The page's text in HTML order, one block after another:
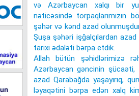
və Azərbaycan xalqı bir
nəticəsində torpaqlarımızın
şəhər və kənd azad
Şuşa şəhəri işğalçılardan
tarixi ədaləti bərpa etdik.
Allah bütün şəhidlərimizə
Azərbaycan gəncinin şücaəti,
azad Qarabağda yaşayırıq,
ləyaqətini bərpa edən xalq